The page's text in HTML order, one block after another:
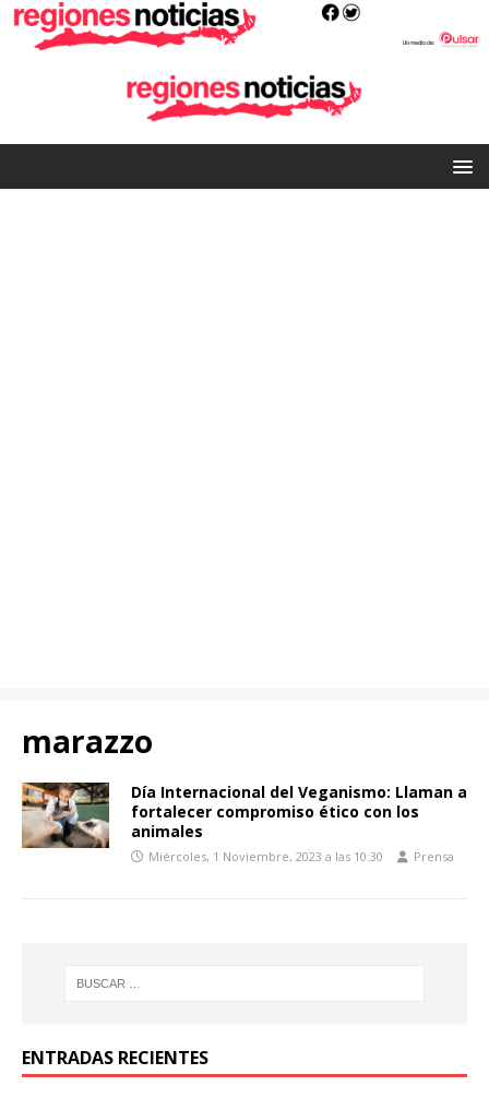
marazzo
Día Internacional del Veganismo: Llaman a
fortalecer compromiso ético con los
animales
Miércoles, 1 Noviembre, 2023 a las 10:30 Prensa
ENTRADAS RECIENTES